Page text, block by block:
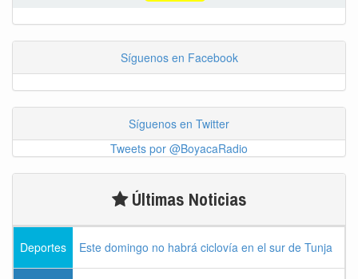
Síguenos en Facebook
Síguenos en Twitter
Tweets por @BoyacaRadio
Últimas Noticias
Deportes Este domingo no habrá ciclovía en el sur de Tunja